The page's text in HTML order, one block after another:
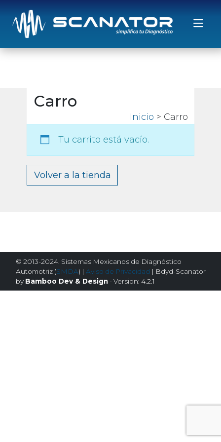
Saltar al contenido
Carro
Inicio > Carro
Tu carrito está vacío.
Volver a la tienda
© 2013-2024. Sistemas Mexicanos de Diagnóstico
Automotriz (SMDA) | Aviso de Privacidad | Bdyd-Scanator
by Bamboo Dev & Design- Version: 4.2.1